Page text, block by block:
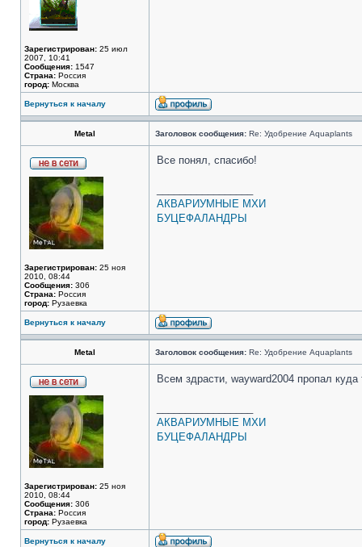
Зарегистрирован: 25 июл
2007, 10:41
Сообщения: 1547
Страна: Россия
город: Москва
Вернуться к началу
Metal Заголовок сообщения: Re: Удобрение Aquaplants
Зарегистрирован: 25 ноя
2010, 08:44
Сообщения: 306
Страна: Россия
город: Рузаевка
Все понял, спасибо!
АКВАРИУМНЫЕ МХИ
БУЦЕФАЛАНДРЫ
Вернуться к началу
Metal Заголовок сообщения: Re: Удобрение Aquaplants
Зарегистрирован: 25 ноя
2010, 08:44
Сообщения: 306
Страна: Россия
город: Рузаевка
Всем здрасти, wayward2004 пропал
АКВАРИУМНЫЕ МХИ
БУЦЕФАЛАНДРЫ
Вернуться к началу